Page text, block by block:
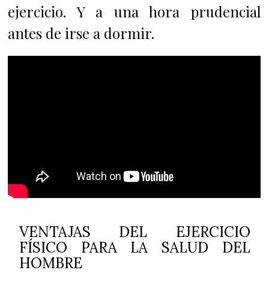
ejercicio. Y a una hora prudencial
antes de irse a dormir.
VENTAJAS DEL EJERCICIO
FÍSICO PARA LA SALUD DEL
HOMBRE